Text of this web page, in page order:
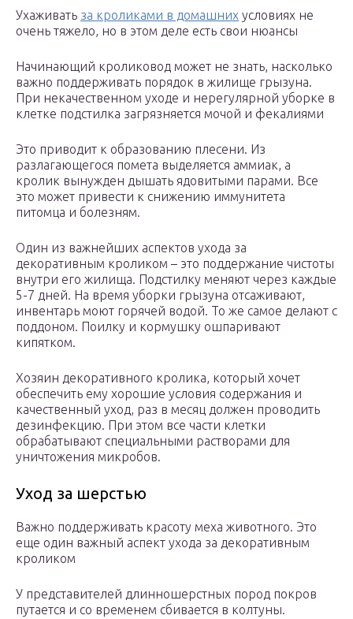
Ухаживать за кроликами в домашних условиях не
очень тяжело, но в этом деле есть свои нюансы
Начинающий кроликовод может не знать, насколько
важно поддерживать порядок в жилище грызуна.
При некачественном уходе и нерегулярной уборке в
клетке подстилка загрязняется мочой и фекалиями
Это приводит к образованию плесени. Из
разлагающегося помета выделяется аммиак, а
кролик вынужден дышать ядовитыми парами. Все
это может привести к снижению иммунитета
питомца и болезням.
Один из важнейших аспектов ухода за
декоративным кроликом – это поддержание чистоты
внутри его жилища. Подстилку меняют через каждые
5-7 дней. На время уборки грызуна отсаживают,
инвентарь моют горячей водой. То же самое делают с
поддоном. Поилку и кормушку ошпаривают
кипятком.
Хозяин декоративного кролика, который хочет
обеспечить ему хорошие условия содержания и
качественный уход, раз в месяц должен проводить
дезинфекцию. При этом все части клетки
обрабатывают специальными растворами для
уничтожения микробов.
Уход за шерстью
Важно поддерживать красоту меха животного. Это
еще один важный аспект ухода за декоративным
кроликом
У представителей длинношерстных пород покров
путается и со временем сбивается в колтуны.